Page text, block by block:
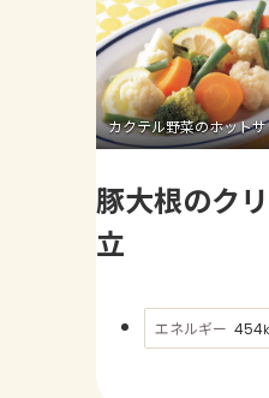
カクテル野菜のホット
豚大根のク
立
エネルギー 454